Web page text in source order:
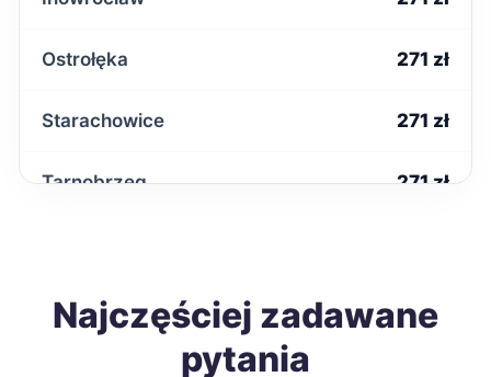
Ostrołęka 271 zł
Starachowice 271 zł
Tarnobrzeg 271 zł
Wodzisław Śląski 272 zł
Kędzierzyn-Koźle
Najczęściej zadawane
pytania